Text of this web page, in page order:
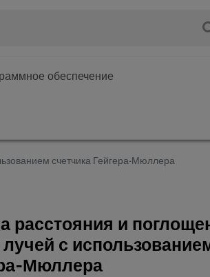
обеспечение
счетчика Гейгера-Мюллера
расстояния и
с
Мюллера